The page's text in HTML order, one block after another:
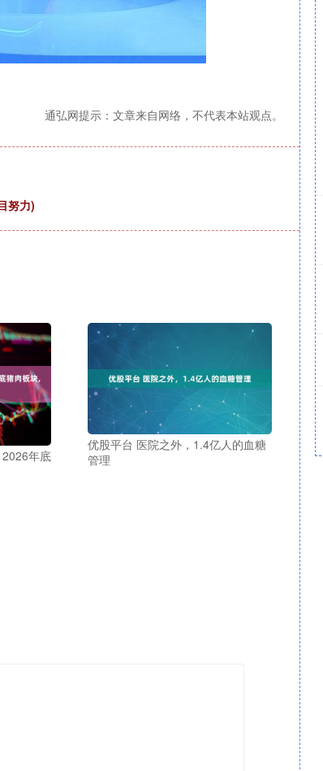
通弘网提示：文章来自网络，不代表本站观点。
努力)
年底
优股平台 医院之外，1.4亿人的血糖
管理